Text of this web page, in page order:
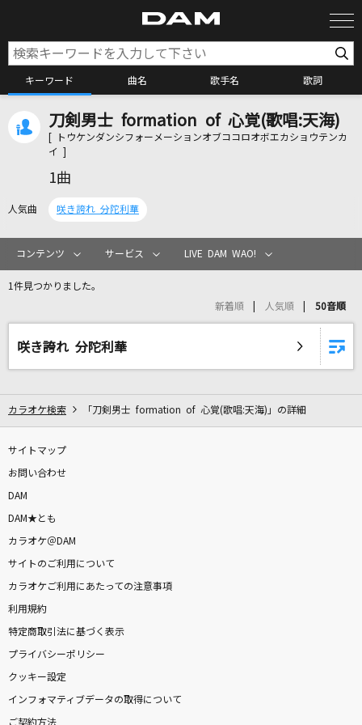
キーワード 曲名 歌手名 歌詞
カラオケ検索
NEXT COLOR PLANET
いいんですか?
RADWIMPS
オラはにんきもの
のはらしんのすけ
マシュマロ(ビデオクリップバージョン)
DECO*27
シュガーソングとビターステップ
UNISON SQUARE GARDEN
刀剣男士 formation of 心覚(歌唱:天海)
[ トウケンダンシフォーメーションオブココロオボエカショウテンカ
イ ]
1曲
人気曲 咲き誇れ 分陀利華
コンテンツ サービス LIVE DAM WAO!
1件見つかりました。
新着順 人気順 50音順
咲き誇れ 分陀利華
カラオケ検索 「刀剣男士 formation of 心覚(歌唱:天海)」の詳細
サイトマップ
お問い合わせ
DAM
DAM★とも
カラオケ＠DAM
サイトのご利用について
カラオケご利用にあたっての注意事項
利用規約
特定商取引法に基づく表示
プライバシーポリシー
クッキー設定
インフォマティブデータの取得について
ご契約方法